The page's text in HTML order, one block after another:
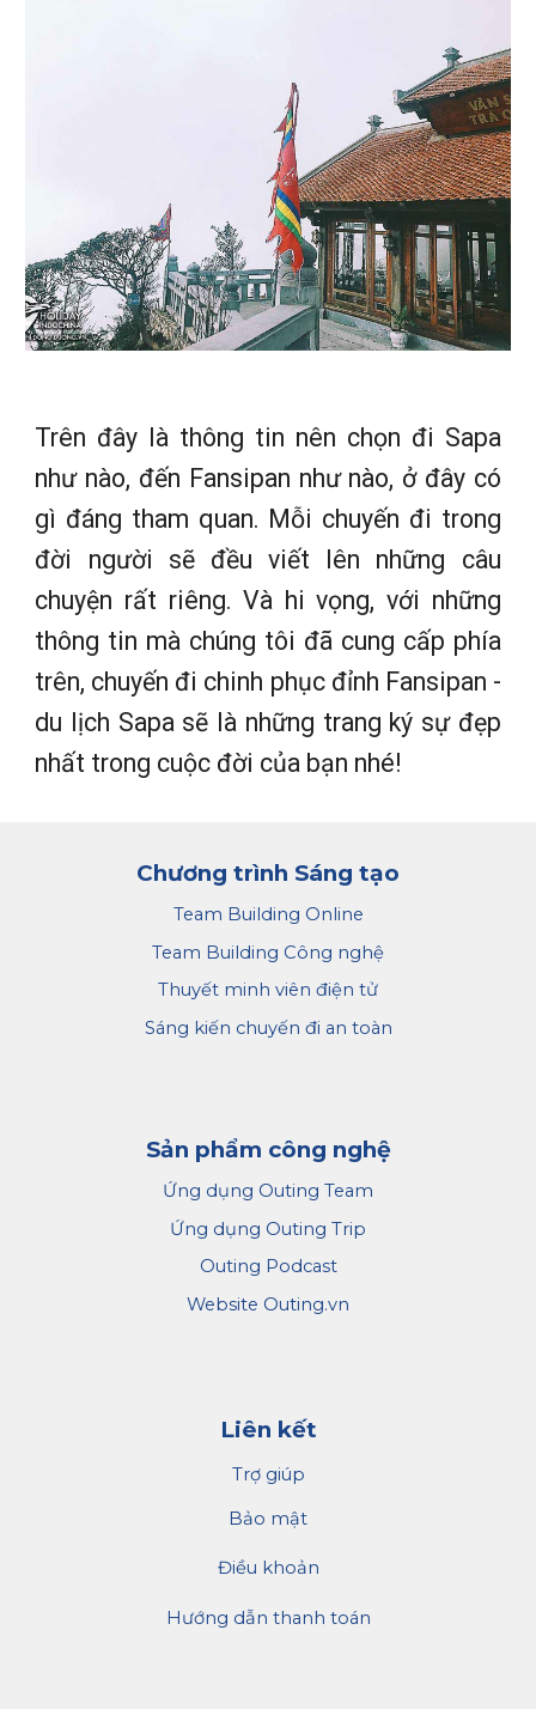
Trên đây là thông tin nên chọn đi Sapa
như nào, đến Fansipan như nào, ở đây có
gì đáng tham quan. Mỗi chuyến đi trong
đời người sẽ đều viết lên những câu
chuyện rất riêng. Và hi vọng, với những
thông tin mà chúng tôi đã cung cấp phía
trên, chuyến đi chinh phục đỉnh Fansipan -
du lịch Sapa sẽ là những trang ký sự đẹp
nhất trong cuộc đời của bạn nhé!
Chương trình Sáng tạo
Team Building Online
Team Building Công nghệ
Thuyết minh viên điện tử
Sáng kiến chuyến đi an toàn
Sản phẩm công nghệ
Ứng dụng Outing Team
Ứng dụng Outing Trip
Outing Podcast
Website Outing.vn
Liên kết
Trợ giúp
Bảo mật
Điều khoản
Hướng dẫn thanh toán